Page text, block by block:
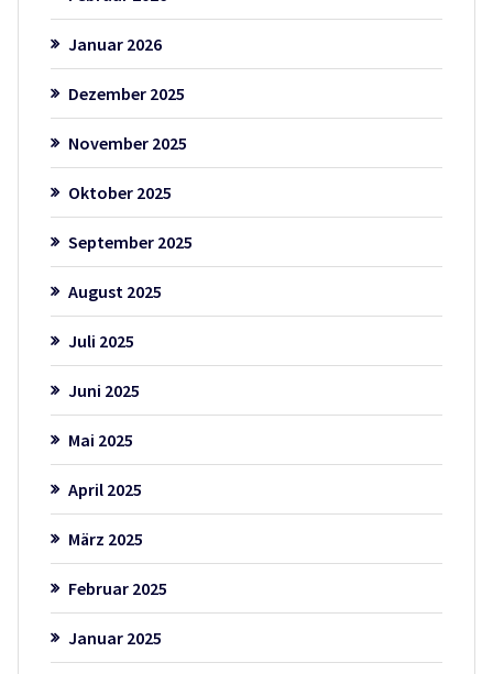
Januar 2026
Dezember 2025
November 2025
Oktober 2025
September 2025
August 2025
Juli 2025
Juni 2025
Mai 2025
April 2025
März 2025
Februar 2025
Januar 2025